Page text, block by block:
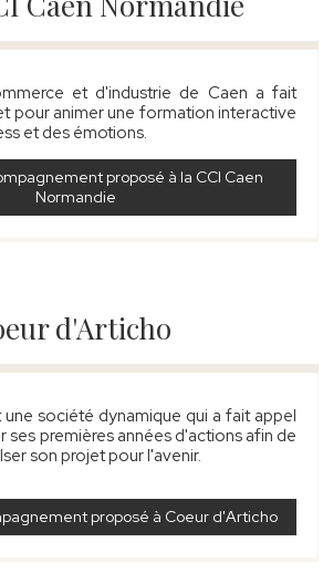
et d'industrie de Caen a fait
pour animer une formation interactive
et des émotions.
proposé à la CCI Caen
Normandie
d'Articho
société dynamique qui a fait appel
ses premières années d'actions afin de
son projet pour l'avenir.
proposé à Coeur d'Articho